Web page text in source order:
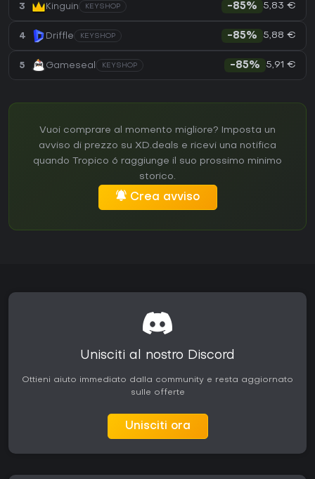
3 Kinguin KEYSHOP -85% 5,83 €
4 Driffle KEYSHOP -85% 5,88 €
5 Gameseal KEYSHOP -85% 5,91 €
Vuoi comprare al momento migliore? Imposta un
avviso di prezzo su XD.deals e ricevi una notifica
quando Tropico 6 raggiunge il suo prossimo minimo
storico.
Crea avviso
Unisciti al nostro Discord
Ottieni aiuto immediato dalla community e resta aggiornato
sulle offerte
Unisciti ora